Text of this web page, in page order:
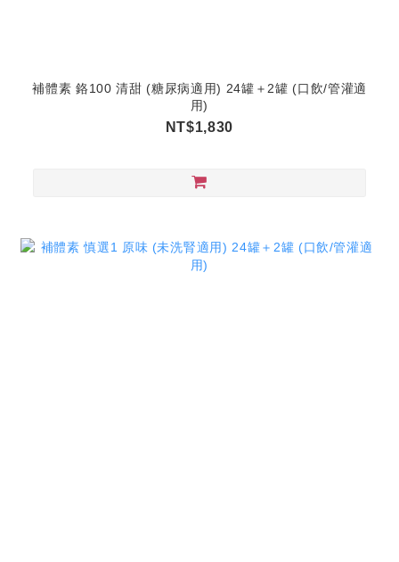
補體素 鉻100 清甜 (糖尿病適用) 24罐＋2罐 (口飲/管灌適
用)
NT$1,830